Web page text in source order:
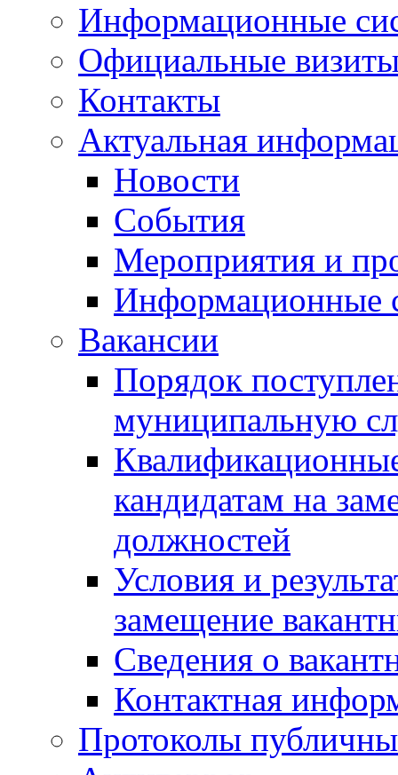
Информационные
Официальные
Контакты
Актуальная
Новости
События
Мероприятия и
Информационные
Вакансии
Порядок
муниципальную
кандидатам на
должностей
Условия и
замещение
Сведения о
Контактная
Протоколы